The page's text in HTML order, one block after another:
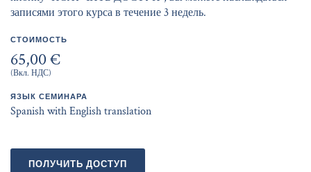
записями этого курса в течение 3 недель.
СТОИМОСТЬ
65,00 €
(Вкл. НДС)
ЯЗЫК СЕМИНАРА
Spanish with English translation
ПОЛУЧИТЬ ДОСТУП